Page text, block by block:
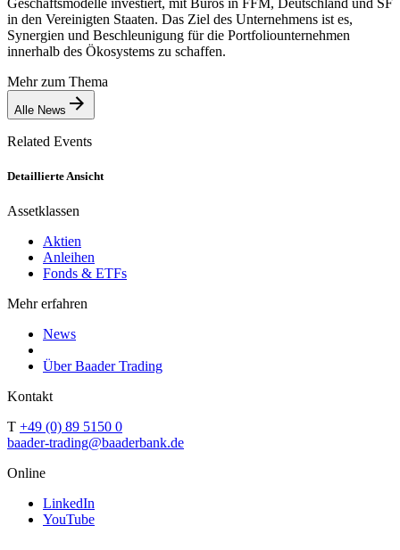
in den Vereinigten Staaten. Das Ziel des Unternehmens ist es,
Synergien und Beschleunigung für die Portfoliounternehmen
innerhalb des Ökosystems zu schaffen.
Mehr zum Thema
Alle News
Related Events
Detaillierte Ansicht
Assetklassen
Aktien
Anleihen
Fonds & ETFs
Mehr erfahren
News
Über Baader Trading
Kontakt
T +49 (0) 89 5150 0
baader-trading@baaderbank.de
Online
LinkedIn
YouTube